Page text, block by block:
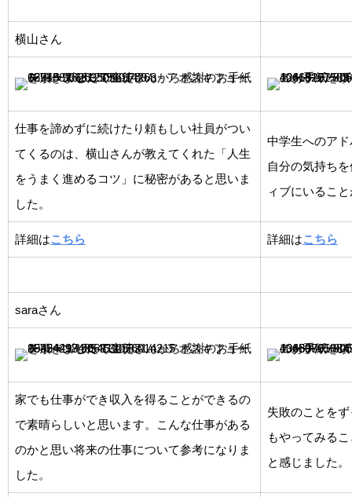
横山さん
仕事を諦めずに続けたり頼もしい社員がつい
てくるのは、横山さんが教えてくれた「人生
をうまく進めるコツ」に秘密があると思いま
した。
中学生へのア
自分の気持ち
ィブにいるこ
詳細はこちら 詳細はこちら
saraさん
家でも仕事ができ収入を得ることができるの
で素晴らしいと思います。こんな仕事がある
のかと思い将来の仕事について参考になりま
した。
失敗のことを
もやってみる
と感じました。